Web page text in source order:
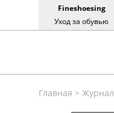
Fineshoesing
Уход за обувью
Главная > Журнал